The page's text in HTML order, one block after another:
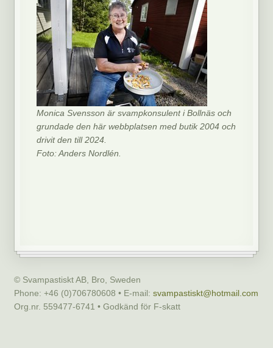
Monica Svensson är svampkonsulent i Bollnäs och
grundade den här webbplatsen med butik 2004 och
drivit den till 2024.
Foto: Anders Nordlén.
© Svampastiskt AB, Bro, Sweden
Phone: +46 (0)706780608 • E-mail: svampastiskt@hotmail.com
Org.nr. 559477-6741 • Godkänd för F-skatt